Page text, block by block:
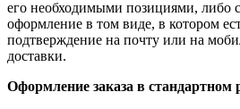
его необходимыми позициями, либо
оформление в том виде, в котором
подтверждение на почту или на
доставки.
Оформление заказа в стандартном